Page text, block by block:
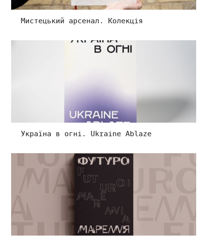
Мистецький арсенал. Колекція
Україна в огні. Ukraine Ablaze